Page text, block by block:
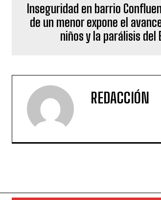
Inseguridad en barrio
de un menor expone el
niños y la parálisis del
REDACCIÓN